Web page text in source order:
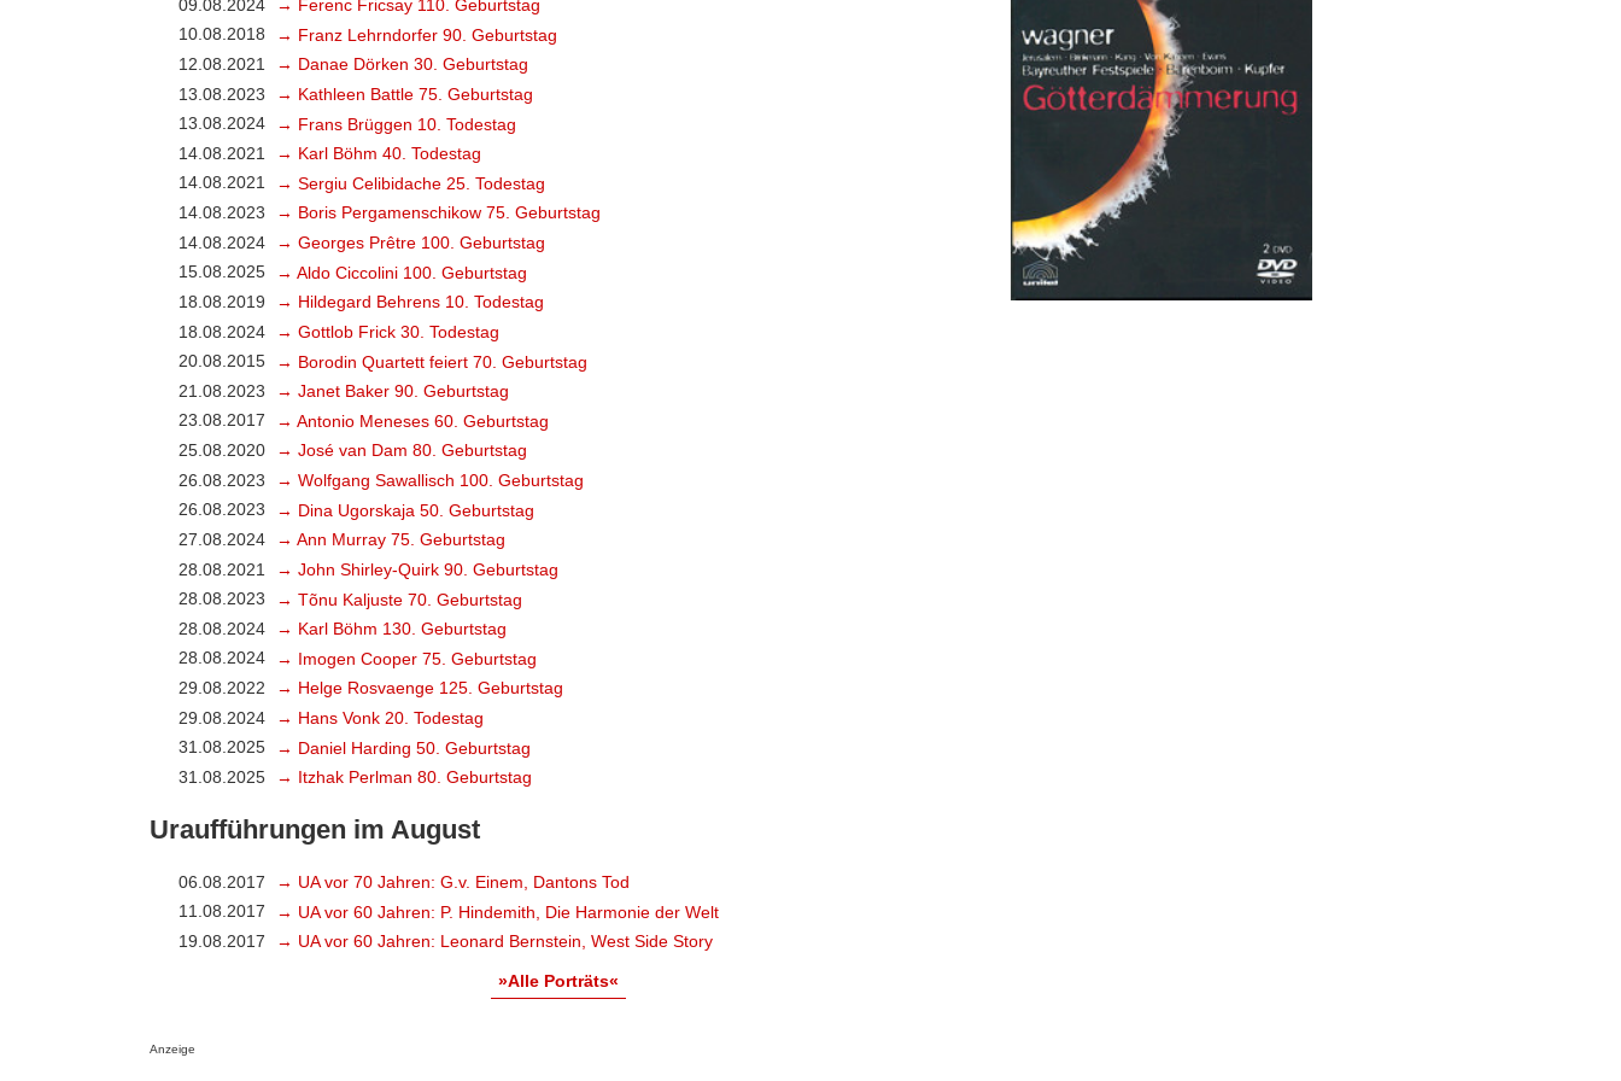
09.08.2024
→ Ferenc Fricsay 110. Geburtstag
10.08.2018
→ Franz Lehrndorfer 90. Geburtstag
12.08.2021
→ Danae Dörken 30. Geburtstag
13.08.2023
→ Kathleen Battle 75. Geburtstag
13.08.2024
→ Frans Brüggen 10. Todestag
14.08.2021
→ Karl Böhm 40. Todestag
14.08.2021
→ Sergiu Celibidache 25. Todestag
14.08.2023
→ Boris Pergamenschikow 75. Geburtstag
14.08.2024
→ Georges Prêtre 100. Geburtstag
15.08.2025
→ Aldo Ciccolini 100. Geburtstag
18.08.2019
→ Hildegard Behrens 10. Todestag
18.08.2024
→ Gottlob Frick 30. Todestag
20.08.2015
→ Borodin Quartett feiert 70. Geburtstag
21.08.2023
→ Janet Baker 90. Geburtstag
23.08.2017
→ Antonio Meneses 60. Geburtstag
25.08.2020
→ José van Dam 80. Geburtstag
26.08.2023
→ Wolfgang Sawallisch 100. Geburtstag
26.08.2023
→ Dina Ugorskaja 50. Geburtstag
27.08.2024
→ Ann Murray 75. Geburtstag
28.08.2021
→ John Shirley-Quirk 90. Geburtstag
28.08.2023
→ Tõnu Kaljuste 70. Geburtstag
28.08.2024
→ Karl Böhm 130. Geburtstag
28.08.2024
→ Imogen Cooper 75. Geburtstag
29.08.2022
→ Helge Rosvaenge 125. Geburtstag
29.08.2024
→ Hans Vonk 20. Todestag
31.08.2025
→ Daniel Harding 50. Geburtstag
31.08.2025
→ Itzhak Perlman 80. Geburtstag
Uraufführungen im August
06.08.2017
→ UA vor 70 Jahren: G.v. Einem, Dantons Tod
11.08.2017
→ UA vor 60 Jahren: P. Hindemith, Die Harmonie der Welt
19.08.2017
→ UA vor 60 Jahren: Leonard Bernstein, West Side Story
»Alle Porträts«
Anzeige